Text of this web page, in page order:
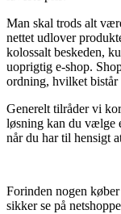
Man skal trods alt
nettet udlover
kolossalt beskeden,
uoprigtig e-shop.
ordning, hvilket bistår
Generelt tilråder vi
løsning kan du vælge
når du har til hensigt
Forinden nogen
sikker se på